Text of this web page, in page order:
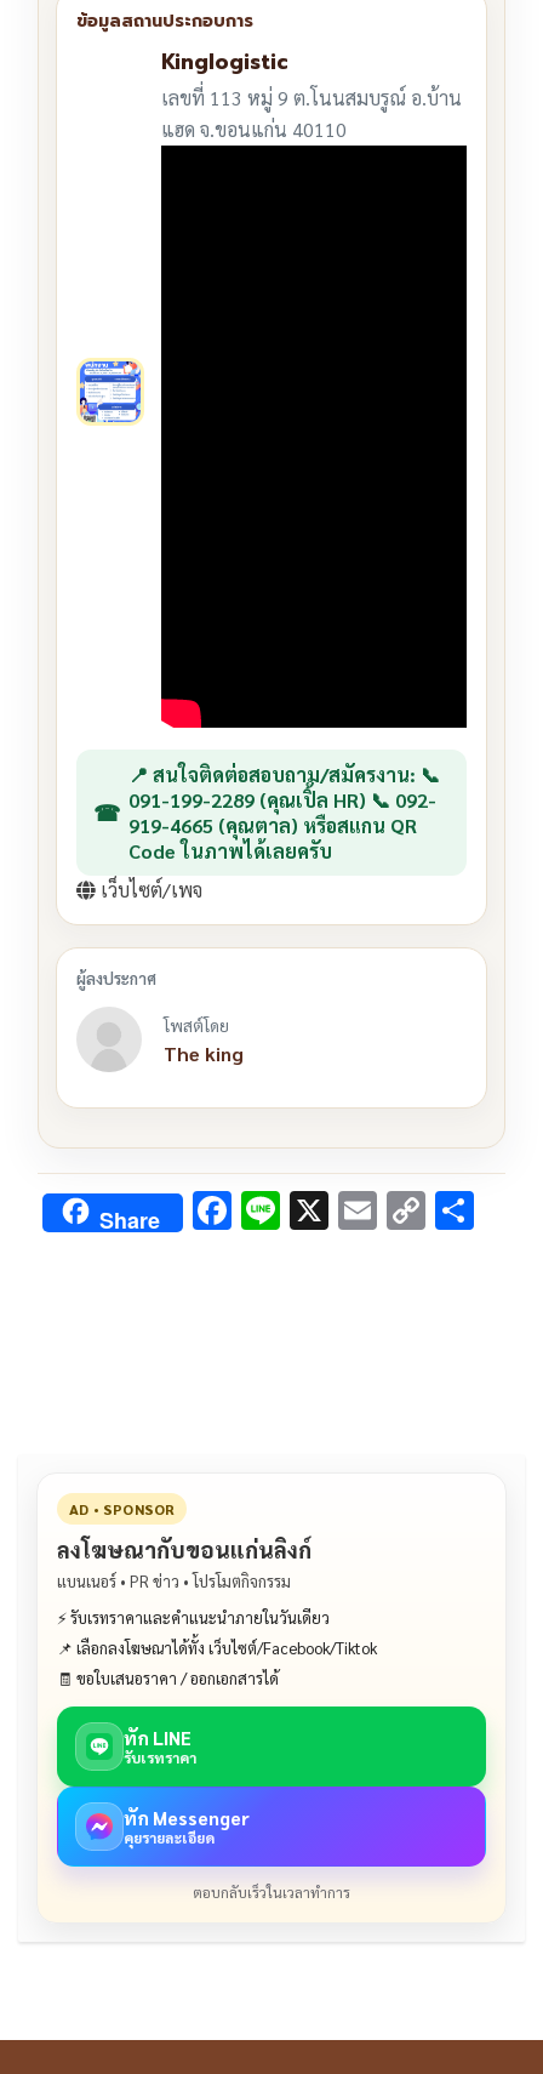
Kinglogistic
เลขที่ 113 หมู่ 9 ต.โนนสมบรูณ์ อ.บ้าน
แฮด จ.ขอนแก่น 40110
📍 สนใจติดต่อสอบถาม/สมัครงาน: 📞
091-199-2289 (คุณเปิ้ล HR) 📞 092-
919-4665 (คุณตาล) หรือสแกน QR
Code ในภาพได้เลยครับ
เว็บไซต์/เพจ
โพสต์โดย
The king
Share F Li X E C
AD • SPONSOR
ลงโฆษณากับขอนแก่นลิงก์
แบนเนอร์ • PR ข่าว • โปรโมตกิจกรรม
⚡ รับเรทราคาและคำแนะนำภายในวันเดียว
📌 เลือกลงโฆษณาได้ทั้ง เว็บไซต์/Facebook/Tiktok
🧾 ขอใบเสนอราคา / ออกเอกสารได้
ทัก LINE
รับเรทราคา
ทัก Messenger
คุยรายละเอียด
ตอบกลับเร็วในเวลาทำการ